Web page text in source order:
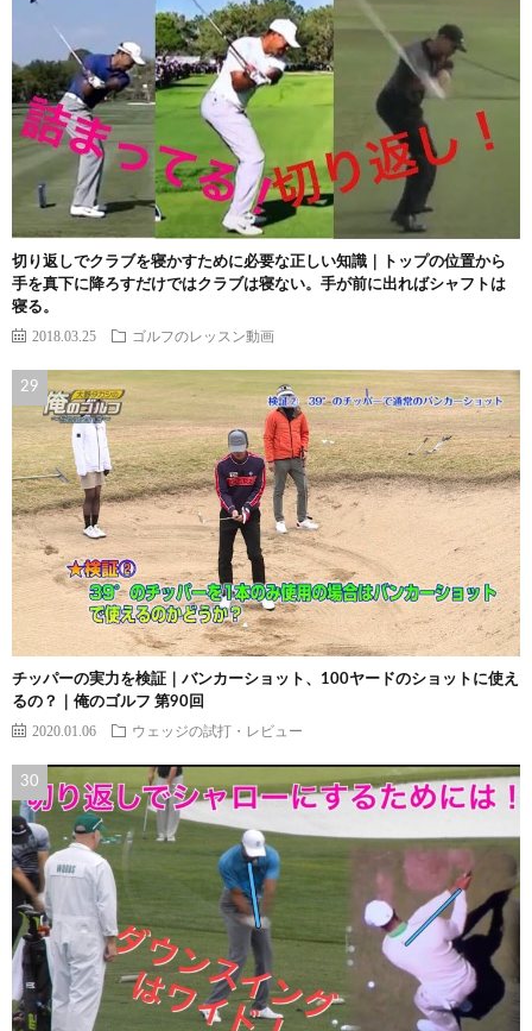
切り返しでクラブを寝かすために必要な正しい知識｜トップの位置から
手を真下に降ろすだけではクラブは寝ない。手が前に出ればシャフトは
寝る。
2018.03.25 ゴルフのレッスン動画
チッパーの実力を検証｜バンカーショット、100ヤードのショットに使え
るの？｜俺のゴルフ 第90回
2020.01.06 ウェッジの試打・レビュー